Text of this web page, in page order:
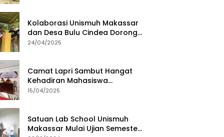
Kolaborasi Unismuh Makassar
dan Desa Bulu Cindea Dorong
Sentra Garam Industri
24/04/2025
Camat Lapri Sambut Hangat
Kehadiran Mahasiswa
PoltekMu
15/04/2025
Satuan Lab School Unismuh
Makassar Mulai Ujian Semester,